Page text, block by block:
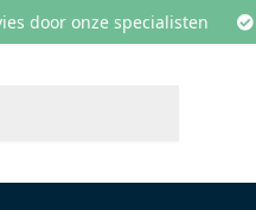
door onze specialisten